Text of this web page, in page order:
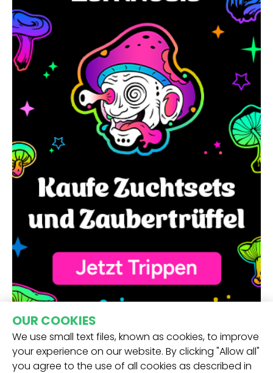
OUR COOKIES
We use small text files, known as cookies, to improve
your experience on our website. By clicking "Allow all"
you agree to the use of all cookies as described in